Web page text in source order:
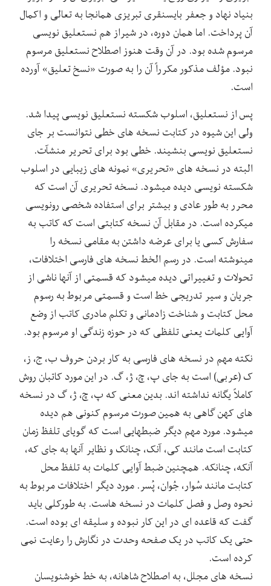
بنیاد نهاد و جعفر بایسنقری تبریزی همانجا به تعالی و اکمال
آن پرداخت. اما همان دوره، در شیراز هم نستعلیق نویسی
مرسوم شده بود. در آن وقت هنوز اصطلاح نستعلیق مرسوم
نبود. مؤلف مذکور مکرراً آن را به صورت «نسخ تعلیق» آورده
است.
پس از نستعلیق، اسلوب شکسته نستعلیق نویسی پیدا شد.
ولی این شیوه در کتابت نسخه های خطی نتوانست بر جای
نستعلیق نویسی بنشیند. خطی بود برای تحریر منشآت.
البته در نسخه های «تحریری» نمونه های زیبایی در اسلوب
شکسته نویسی دیده میشود. نسخه تحریری آن است که
محرر به طور عادی و بیشتر برای استفاده شخصی رونویسی
میکرده است. در مقابل آن نسخه کتابتی است که کاتب به
سفارش کسی یا برای عرضه داشتن به مقامی نسخه را
مینوشته است. در رسم الخط نسخه های فارسی اختلافات،
تحولات و تغییراتی دیده میشود که قسمتی از آنها ناشی از
جریان و سیر تدریجی خط است و قسمتی مربوط به رسوم
محل کتابت و شناخت زادمانی و تکلم مادری کاتب از وضع
آوایی کلمات یعنی تلفظی که در حوزه زندگی او مرسوم بود.
نکته مهم در نسخه های فارسی به کار بردن حروف ب، ج، ز،
ک (عربی) است به جای پ، چ، ژ، گ. در این مورد کاتبان روش
کاملاً یگانه نداشته اند. بدین معنی که پ، چ، ژ، گ در نسخه
های کهن گاهی به همین صورت مرسوم کنونی هم دیده
میشود. مورد مهم دیگر ضبطهایی است که گویای تلفظ زمان
کتابت است مانند کی، آنک، چنانک و نظایر آنها به جای که،
آنکه، چنانکه. همچنین ضبط آوایی کلمات به تلفظ محل
کتابت مانند سُوار، جُوان، پُسر. مورد دیگر اختلافات مربوط به
نحوه وصل و فصل کلمات در نسخه هاست. به طورکلی باید
گفت که قاعده ای در این کار نبوده و سلیقه ای بوده است.
حتی یک کاتب در یک صفحه وحدت در نگارش را رعایت نمی
کرده است.
نسخه های مجلل، به اصطلاح شاهانه، به خط خوشنویسان